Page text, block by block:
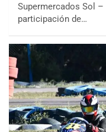
Supermercados Sol
participación de…